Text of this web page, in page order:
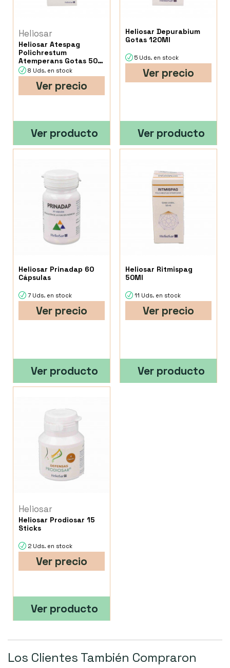
Heliosar
Heliosar Atespag
Polichrestum
Atemperans Gotas 50
Ml.8 Uds. en stock
Ver precio
Ver producto
Heliosar Depurabium
Gotas 120Ml
5 Uds. en stock
Ver precio
Ver producto
Heliosar Prinadap 60
Cápsulas
7 Uds. en stock
Ver precio
Ver producto
Heliosar Ritmispag
50Ml
11 Uds. en stock
Ver precio
Ver producto
Heliosar
Heliosar Prodiosar 15
Sticks
2 Uds. en stock
Ver precio
Ver producto
Los Clientes También Compraron